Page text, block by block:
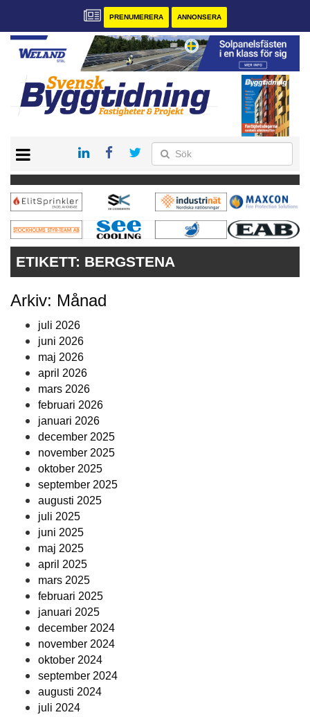
PRENUMERERA ANNONSERA
PRENUMERERA
VÅRA ANDRA MAGASIN
ANNONSERA
KONTAKT
ETIKETT: BERGSTENA
Arkiv: Månad
juli 2026
juni 2026
maj 2026
april 2026
mars 2026
februari 2026
januari 2026
december 2025
november 2025
oktober 2025
september 2025
augusti 2025
juli 2025
juni 2025
maj 2025
april 2025
mars 2025
februari 2025
januari 2025
december 2024
november 2024
oktober 2024
september 2024
augusti 2024
juli 2024